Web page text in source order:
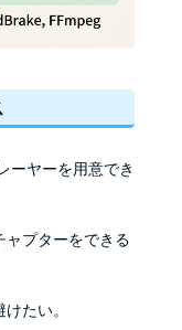
ーヤーを用意でき
ャプターをできる
たい。